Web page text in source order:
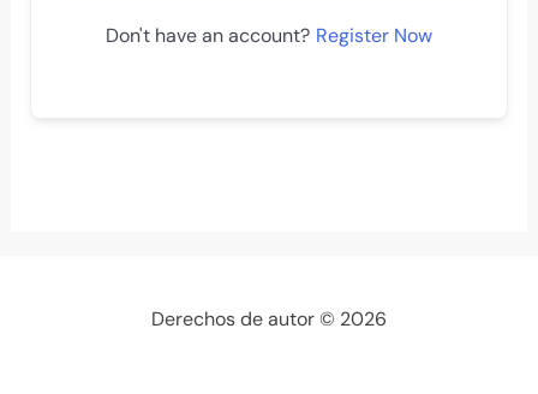
Don't have an account? Register Now
Derechos de autor © 2026